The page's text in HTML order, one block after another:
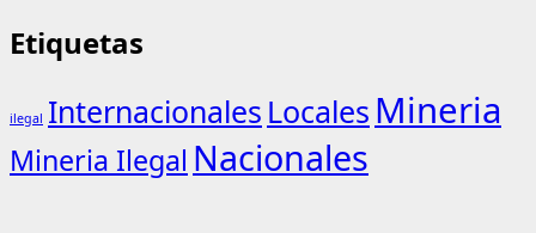
Etiquetas
ilegal Internacionales Locales Mineria
Mineria Ilegal Nacionales